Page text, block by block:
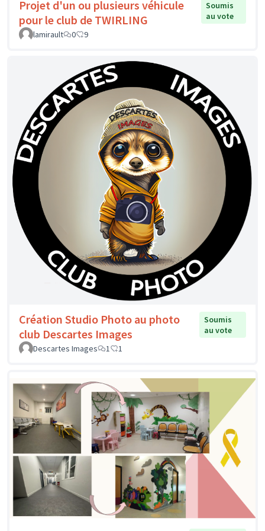
Projet d'un ou plusieurs véhicule
pour le club de TWIRLING
Soumis
au vote
lamirault
0 9
Création Studio Photo au photo
club Descartes Images
Soumis
au vote
Descartes Images
1 1